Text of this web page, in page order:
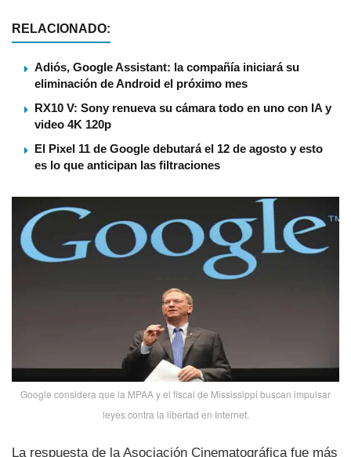
RELACIONADO:
Adiós, Google Assistant: la compañía iniciará su
eliminación de Android el próximo mes
RX10 V: Sony renueva su cámara todo en uno con IA y
video 4K 120p
El Pixel 11 de Google debutará el 12 de agosto y esto
es lo que anticipan las filtraciones
Google considera que la MPAA y el fiscal de Mississippi buscan impulsar
leyes contra la libertad en Internet.
La respuesta de la Asociación Cinematográfica fue más